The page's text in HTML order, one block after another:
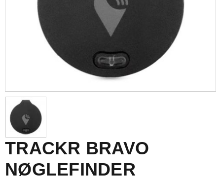
TRACKR BRAVO
NØGLEFINDER